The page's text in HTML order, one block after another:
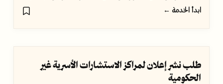
والتربوية والورش والخطط العلاجية والتدريبية وخدمات التوفيق بين الراغبين
ابدأ الخدمة ←
طلب نشر إعلان لمراكز الاستشارات الأسرية غير
الحكومية